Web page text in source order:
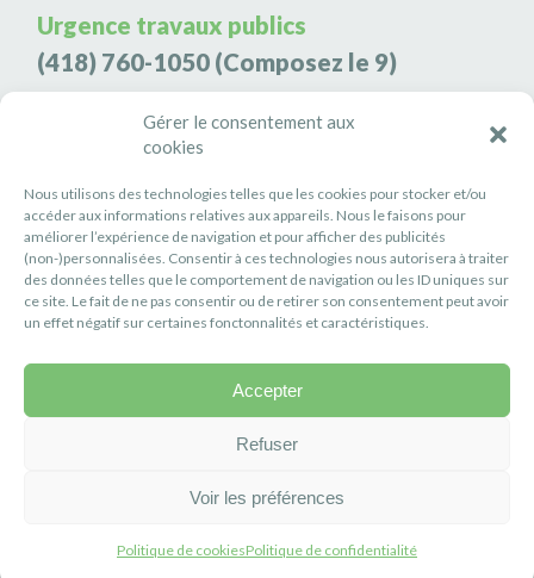
Gérer le consentement aux
cookies
Nous utilisons des technologies telles que les cookies pour stocker et/ou
accéder aux informations relatives aux appareils. Nous le faisons pour
améliorer l’expérience de navigation et pour afficher des publicités
(non-)personnalisées. Consentir à ces technologies nous autorisera à traiter
des données telles que le comportement de navigation ou les ID uniques sur
ce site. Le fait de ne pas consentir ou de retirer son consentement peut avoir
un effet négatif sur certaines fonctonnalités et caractéristiques.
Accepter
Refuser
Voir les préférences
Politique de cookiesPolitique de confidentialité
Urgence travaux publics
(418) 760-1050 (Composez le 9)
Agence de sécurité S3K9
(418) 808-9566
#PETITERIVIÈRE
Suivez-nous
Politique de confidentialité
Réalisation :Axe Création